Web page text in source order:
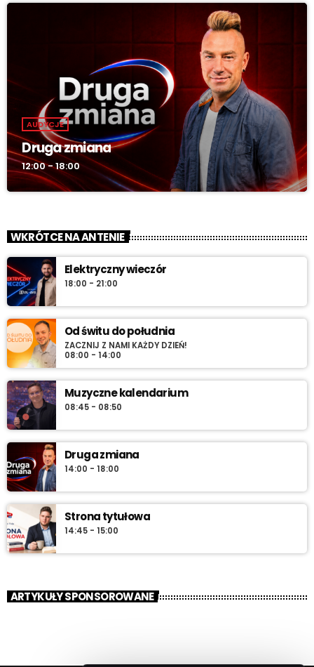
AUDYCJE
Druga zmiana
12:00 - 18:00
WKRÓTCE NA ANTENIE
Elektryczny wieczór
18:00 - 21:00
Od świtu do południa
ZACZNIJ Z NAMI KAŻDY DZIEŃ!
08:00 - 14:00
Muzyczne kalendarium
08:45 - 08:50
Druga zmiana
14:00 - 18:00
Strona tytułowa
14:45 - 15:00
ARTYKUŁY SPONSOROWANE